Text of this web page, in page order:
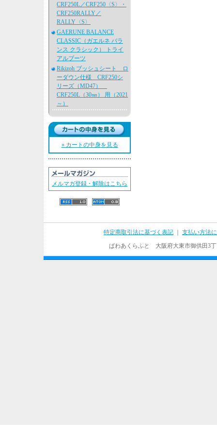
CRF250L／CRF250〈S〉・
CRF250RALLY／
RALLY〈S〉
GAERUNE BALANCE
CLASSIC（ガエルネ バラ
ンス クラシック） トライ
アルブーツ
Rikizoh ブッシュシート ロ
ーダウン仕様 CRF250シ
リーズ（MD47）
CRF250L（30㎜） 用（2021
～）
» カートの中身を見る
メルマガ登録・解除はこちら
特定商取引法に基づく表記
支払い方法
ぱわあくらふと 大阪府大東市御供田3